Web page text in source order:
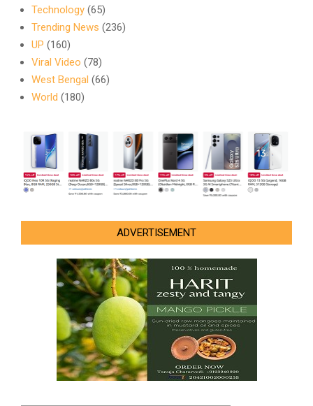
Technology (65)
Trending News (236)
UP (160)
Viral Video (78)
West Bengal (66)
World (180)
ADVERTISEMENT